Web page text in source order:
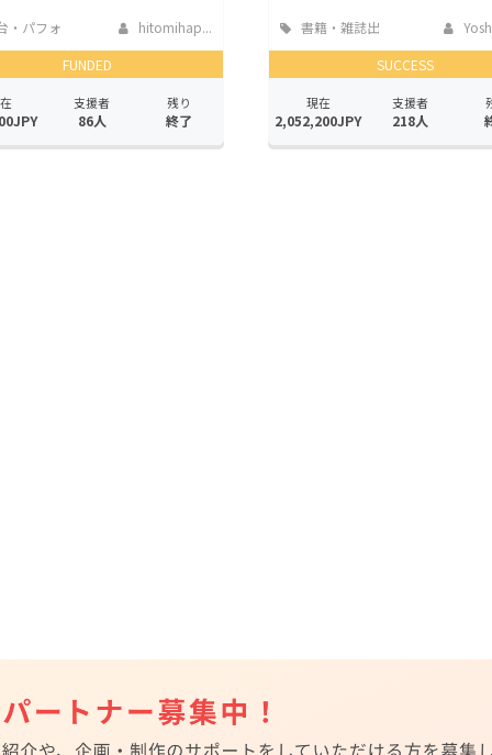
・パフォ
hitomihap...
FUNDED
支援者
86人
残り
終了
書籍・雑誌出
版
SUCCESS
現在
2,052,200JPY
支援者
218人